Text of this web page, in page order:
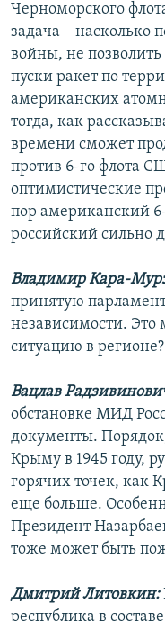
Черноморского
задача – насколько
войны, не
пуски ракет по
американских
тогда, как
времени сможет
против 6-го флота
оптимистические
пор американский
российский сильно
Владимир Кара-
принятую
независимости.
ситуацию в регионе?
Вацлав
обстановке МИД
документы.
Крыму в 1945 году,
горячих точек, как
еще больше.
Президент
тоже может быть
Дмитрий Литовкин:
республика в